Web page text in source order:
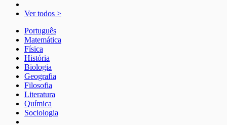
Ver todos >
Português
Matemática
Física
História
Biologia
Geografia
Filosofia
Literatura
Química
Sociologia